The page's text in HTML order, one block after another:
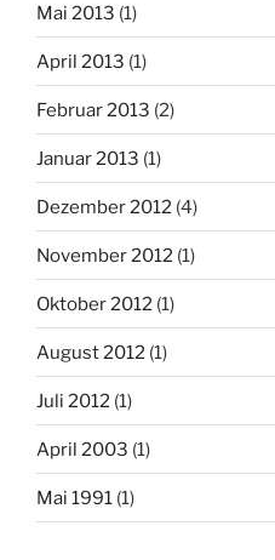
Mai 2013 (1)
April 2013 (1)
Februar 2013 (2)
Januar 2013 (1)
Dezember 2012 (4)
November 2012 (1)
Oktober 2012 (1)
August 2012 (1)
Juli 2012 (1)
April 2003 (1)
Mai 1991 (1)